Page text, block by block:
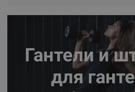
Гантели и
для